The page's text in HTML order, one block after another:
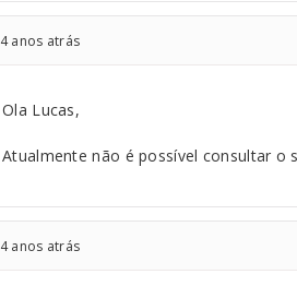
4 anos atrás
Ola Lucas,
Atualmente não é possível consultar o
4 anos atrás